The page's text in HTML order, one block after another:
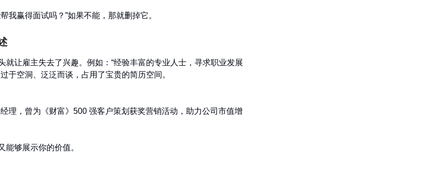
我赢得面试吗？”如果不能，那就删掉它。
就让雇主失去了兴趣。例如：“经验丰富的专业人士，寻求职业发展
于空洞、泛泛而谈，占用了宝贵的简历空间。
理，曾为《财富》500 强客户策划获奖营销活动，助力公司市值增
能够展示你的价值。